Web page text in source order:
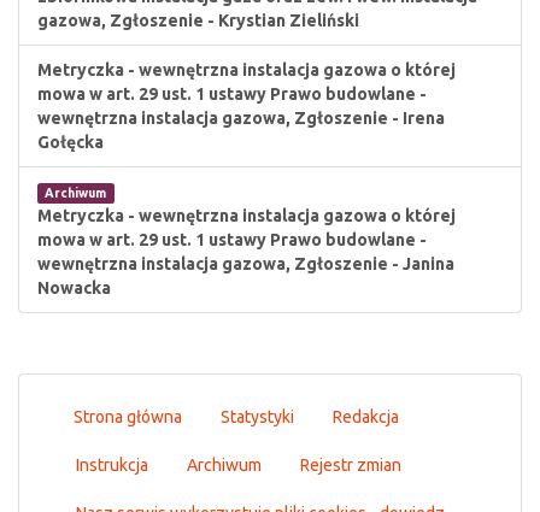
gazowa, Zgłoszenie - Krystian Zieliński
Metryczka - wewnętrzna instalacja gazowa o której
mowa w art. 29 ust. 1 ustawy Prawo budowlane -
wewnętrzna instalacja gazowa, Zgłoszenie - Irena
Gołęcka
Archiwum
Metryczka - wewnętrzna instalacja gazowa o której
mowa w art. 29 ust. 1 ustawy Prawo budowlane -
wewnętrzna instalacja gazowa, Zgłoszenie - Janina
Nowacka
Strona główna Statystyki Redakcja
Instrukcja Archiwum Rejestr zmian